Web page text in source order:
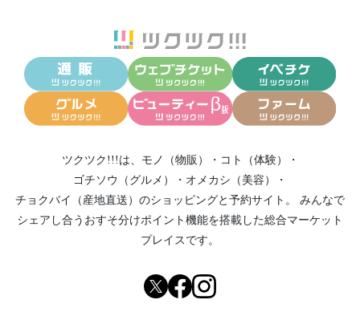
ツクツク!!!は、 モノ（物販） ・ コト（体験）
・
ゴチソウ（グルメ）
・ オメカシ（美容）
・
チョクバイ（産地直送） のショッピングと予約サイト。
みんなで
シェアし合う おすそ分けポイント機能を搭載した総合マーケット
プレイスです。